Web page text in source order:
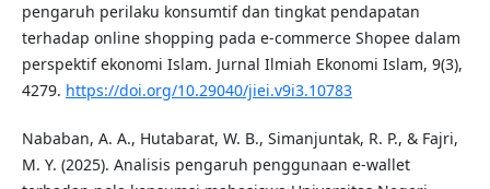
pengaruh perilaku konsumtif dan tingkat pendapatan
terhadap online shopping pada e-commerce Shopee dalam
perspektif ekonomi Islam. Jurnal Ilmiah Ekonomi Islam, 9(3),
4279. https://doi.org/10.29040/jiei.v9i3.10783
Nababan, A. A., Hutabarat, W. B., Simanjuntak, R. P., & Fajri,
M. Y. (2025). Analisis pengaruh penggunaan e-wallet